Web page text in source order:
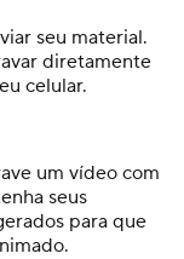
seu material.
diretamente
celular.
um vídeo com
seus
para que